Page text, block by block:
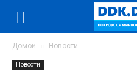
Домой Новости
Новости